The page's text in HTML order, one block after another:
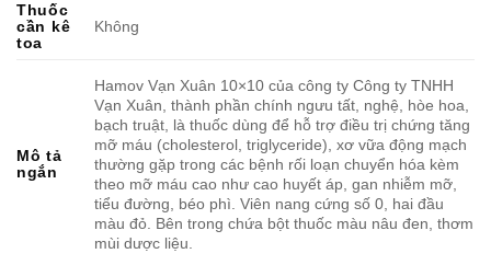
Thuốc
cần kê
toa
Không
Mô tả
ngắn
Hamov Vạn Xuân 10×10 của công ty Công ty TNHH
Vạn Xuân, thành phần chính ngưu tất, nghệ, hòe hoa,
bạch truật, là thuốc dùng để hỗ trợ điều trị chứng tăng
mỡ máu (cholesterol, triglyceride), xơ vữa động mạch
thường gặp trong các bệnh rối loạn chuyển hóa kèm
theo mỡ máu cao như cao huyết áp, gan nhiễm mỡ,
tiểu đường, béo phì. Viên nang cứng số 0, hai đầu
màu đỏ. Bên trong chứa bột thuốc màu nâu đen, thơm
mùi dược liệu.